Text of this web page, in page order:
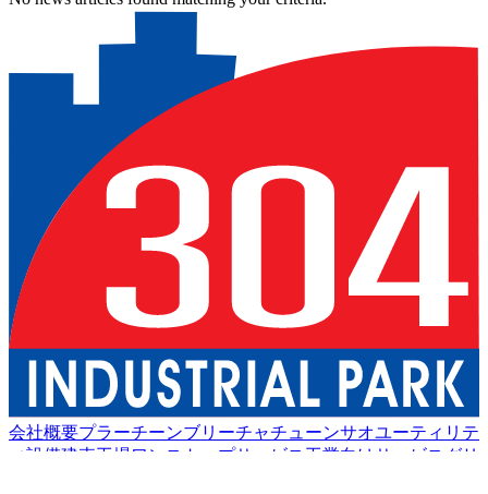
会社概要プラーチーンブリーチャチューンサオユーティリテ
ィ設備建売工場 ワンストップサービス 工業向けサービス グリ